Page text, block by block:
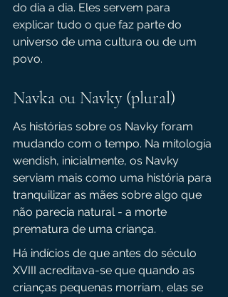
do dia a dia. Eles servem para
explicar tudo o que faz parte do
universo de uma cultura ou de um
povo.
Navka ou Navky (plural)
As histórias sobre os Navky foram
mudando com o tempo. Na mitologia
wendish, inicialmente, os Navky
serviam mais como uma história para
tranquilizar as mães sobre algo que
não parecia natural - a morte
prematura de uma criança.
Há indícios de que antes do século
XVIII acreditava-se que quando as
crianças pequenas morriam, elas se